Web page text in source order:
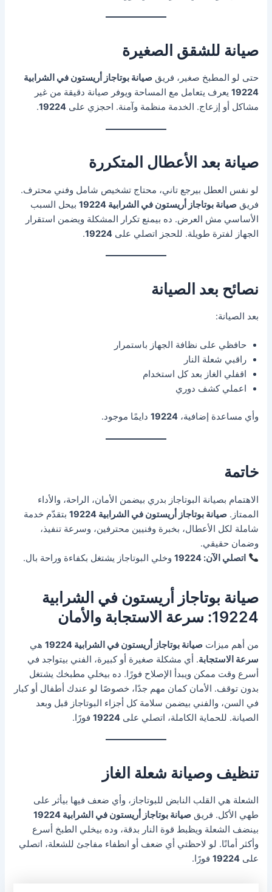
صيانة للشقق الصغيرة
حتى لو المطبخ صغير، فريقصيانة بوتاجاز أريستون في الشرابية
19224 يعرف يتعامل مع المساحة ويوفر صيانة دقيقة من غير
مشاكل أو إزعاج. الخدمة منظمة وآمنة. احجزي على19224
.
صيانة بعد الأعطال المتكررة
لو نفس العطل بيرجع تاني، محتاج تشخيص شامل وفني محترف.
فريقصيانة بوتاجاز أريستون في الشرابية 19224
بيحل السبب
الأساسي مش العرض. ده بيمنع تكرار المشكلة ويضمن استقرار
الجهاز لفترة طويلة. للحجز اتصلي على19224
.
نصائح بعد الصيانة
بعد الصيانة:
حافظي على نظافة الجهاز باستمرار
راقبي شعلة النار
اقفلي الغاز بعد كل استخدام
اعملي كشف دوري
وأي مساعدة إضافية،19224 دايمًا موجود.
خاتمة
الاهتمام بصيانة البوتاجاز بدري بيضمن الأمان، الراحة، والأداء
الممتاز.صيانة بوتاجاز أريستون في الشرابية 19224
بتقدّم خدمة
شاملة لكل الأعطال، بخبرة وفنيين محترفين، وسرعة تنفيذ،
وضمان حقيقي.
اتصلي الآن: 19224
وخلي البوتاجاز يشتغل بكفاءة وراحة بال.
صيانة بوتاجاز أريستون في الشرابية
19224: سرعة الاستجابة والأمان
من أهم ميزاتصيانة بوتاجاز أريستون في الشرابية 19224
هي
سرعة الاستجابة. أي مشكلة صغيرة أو كبيرة، الفني بيتواجد في
أسرع وقت ممكن ويبدأ الإصلاح فورًا. ده بيخلي مطبخك يشتغل
بدون توقف. الأمان كمان مهم جدًا، خصوصًا لو عندك أطفال أو كبار
في السن، والفني بيضمن سلامة كل أجزاء البوتاجاز قبل وبعد
الصيانة. للحماية الكاملة، اتصلي على19224 فورًا.
تنظيف وصيانة شعلة الغاز
الشعلة هي القلب النابض للبوتاجاز، وأي ضعف فيها بيأثر على
طهي الأكل. فريقصيانة بوتاجاز أريستون في الشرابية 19224
بينضف الشعلة ويظبط قوة النار بدقة، وده بيخلي الطبخ أسرع
وأكثر أمانًا. لو لاحظتي أي ضعف أو انطفاء مفاجئ للشعلة، اتصلي
على19224 فورًا.